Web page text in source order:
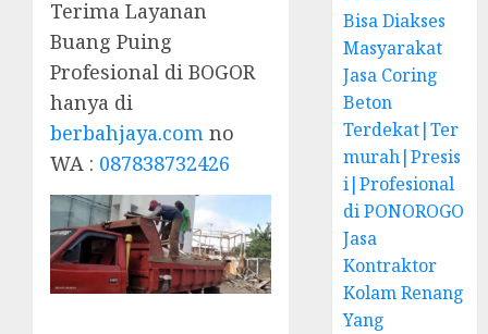
Terima Layanan
Buang Puing
Profesional di BOGOR
hanya di
berbahjaya.com no
WA : 087838732426
Bisa Diakses
Masyarakat
Jasa Coring
Beton
Terdekat|Ter
murah|Presis
i|Profesional
di PONOROGO
Jasa
Kontraktor
Kolam Renang
Yang